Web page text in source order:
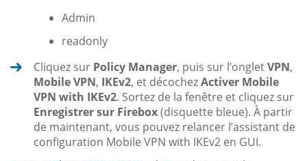
Admin
readonly
Cliquez sur Policy Manager, puis sur l’ongletVPN,
Mobile VPN, IKEv2, et décochezActiver Mobile
VPN with IKEv2. Sortez de la fenêtre et cliquez sur
Enregistrer sur Firebox(disquette bleue). À partir
de maintenant, vous pouvez relancer l’assistant de
configuration Mobile VPN with IKEv2 en GUI.